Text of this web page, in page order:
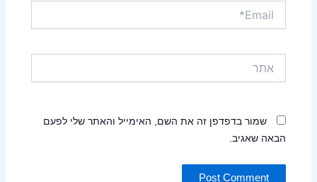
שמור בדפדפן זה את השם, האימייל והאתר שלי לפעם
הבאה שאגיב.